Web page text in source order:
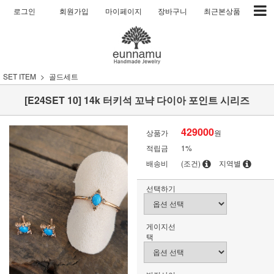
로그인 회원가입 마이페이지 장바구니 최근본상품
SET ITEM 골드세트
[E24SET 10] 14k 터키석 꼬냑 다이아 포인트 시리즈
상품가 429000원
적립금
1%
배송비
(조건) 지역별
선택하기
게이지선
택